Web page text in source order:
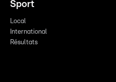
Sport
Local
International
Résultats